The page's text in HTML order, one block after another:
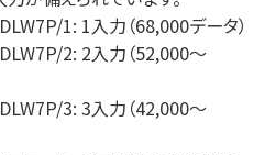
1: 1入力（68,000データ）
2: 2入力（52,000～
3: 3入力（42,000～